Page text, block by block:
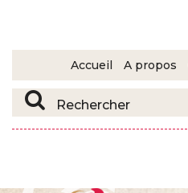
Accueil A propos